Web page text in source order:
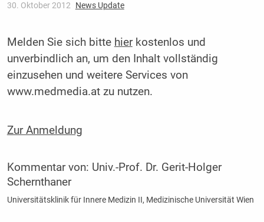
30. Oktober 2012 News Update
Melden Sie sich bitte hierkostenlos und
unverbindlich an, um den Inhalt vollständig
einzusehen und weitere Services von
www.medmedia.at zu nutzen.
Zur Anmeldung
Kommentar von: Univ.-Prof. Dr. Gerit-Holger
Schernthaner
Universitätsklinik für Innere Medizin II, Medizinische Universität Wien